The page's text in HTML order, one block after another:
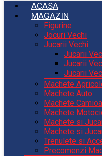
ACASA
MAGAZIN
Figurine
Jocuri Vechi
Jucarii Vechi
Jucarii
Jucarii
Jucarii
Machete
Machete Auto
Machete
Machete
Machete si
Machete si
Trenulete si
Precomenzi